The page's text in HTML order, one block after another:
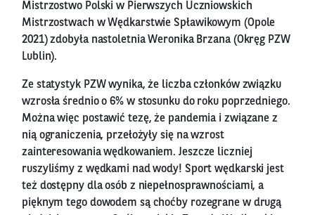
Mistrzostwo Polski w Pierwszych Uczniowskich
Mistrzostwach w Wędkarstwie Spławikowym (Opole
2021) zdobyła nastoletnia Weronika Brzana (Okręg PZW
Lublin).
Ze statystyk PZW wynika, że liczba członków związku
wzrosła średnio o 6% w stosunku do roku poprzedniego.
Można więc postawić tezę, że pandemia i związane z
nią ograniczenia, przełożyły się na wzrost
zainteresowania wędkowaniem. Jeszcze liczniej
ruszyliśmy z wędkami nad wody! Sport wędkarski jest
też dostępny dla osób z niepełnosprawnościami, a
pięknym tego dowodem są choćby rozegrane w drugą